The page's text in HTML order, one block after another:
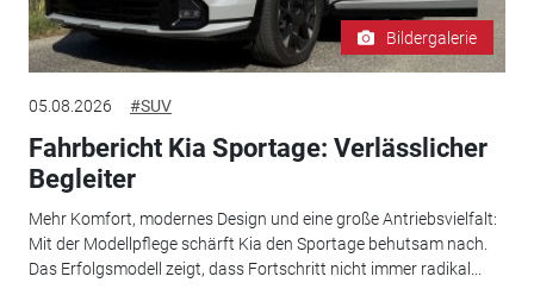
Bildergalerie
05.08.2026 #SUV
Fahrbericht Kia Sportage: Verlässlicher
Begleiter
Mehr Komfort, modernes Design und eine große Antriebsvielfalt:
Mit der Modellpflege schärft Kia den Sportage behutsam nach.
Das Erfolgsmodell zeigt, dass Fortschritt nicht immer radikal...